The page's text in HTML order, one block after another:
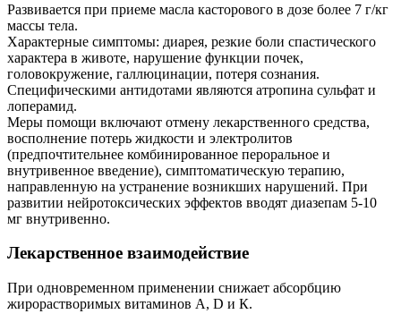
Развивается при приеме масла касторового в дозе более 7 г/кг
массы тела.
Характерные симптомы: диарея, резкие боли спастического
характера в животе, нарушение функции почек,
головокружение, галлюцинации, потеря сознания.
Специфическими антидотами являются атропина сульфат и
лоперамид.
Меры помощи включают отмену лекарственного средства,
восполнение потерь жидкости и электролитов
(предпочтительнее комбинированное пероральное и
внутривенное введение), симптоматическую терапию,
направленную на устранение возникших нарушений. При
развитии нейротоксических эффектов вводят диазепам 5-10
мг внутривенно.
Лекарственное взаимодействие
При одновременном применении снижает абсорбцию
жирорастворимых витаминов A, D и К.